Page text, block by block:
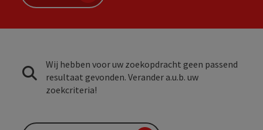
Wij hebben voor uw zoekopdracht geen passend
resultaat gevonden. Verander a.u.b. uw
zoekcriteria!